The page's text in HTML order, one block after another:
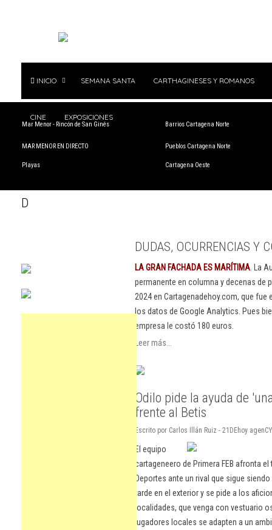
INICIO SEMANA SANTA CARTHAGINESES Y ROMANOS
CINE EXPOSICIONES
Mar Menor - Rincón de San Ginés
MAR MENOR EN DIRECTO
Playas
Barrios Cartagena Norte
Pueblos Cartagena Norte
Cartagena Oeste
D
DUDAS, OCURRENCIAS Y
LA GRAN FACHADA ES MARÍTIMA . La
permanente en columna y decenas
2024 en Cartagenadehoy.com, que
los datos de Google Analytics. Pues
empresa le costó 180 euros.
Leer más...
Odilo pide la ayuda de
frente al Betis
Escrito por Carlos Illán Ruiz - 21DEhoy
El equipo
cartageneero de Primera FEB afronta
Deportes ante un rival que sigue
tarde en el exterior y se pide a los
localidades, que venga con vestuario
jugadores locales se adapten a un